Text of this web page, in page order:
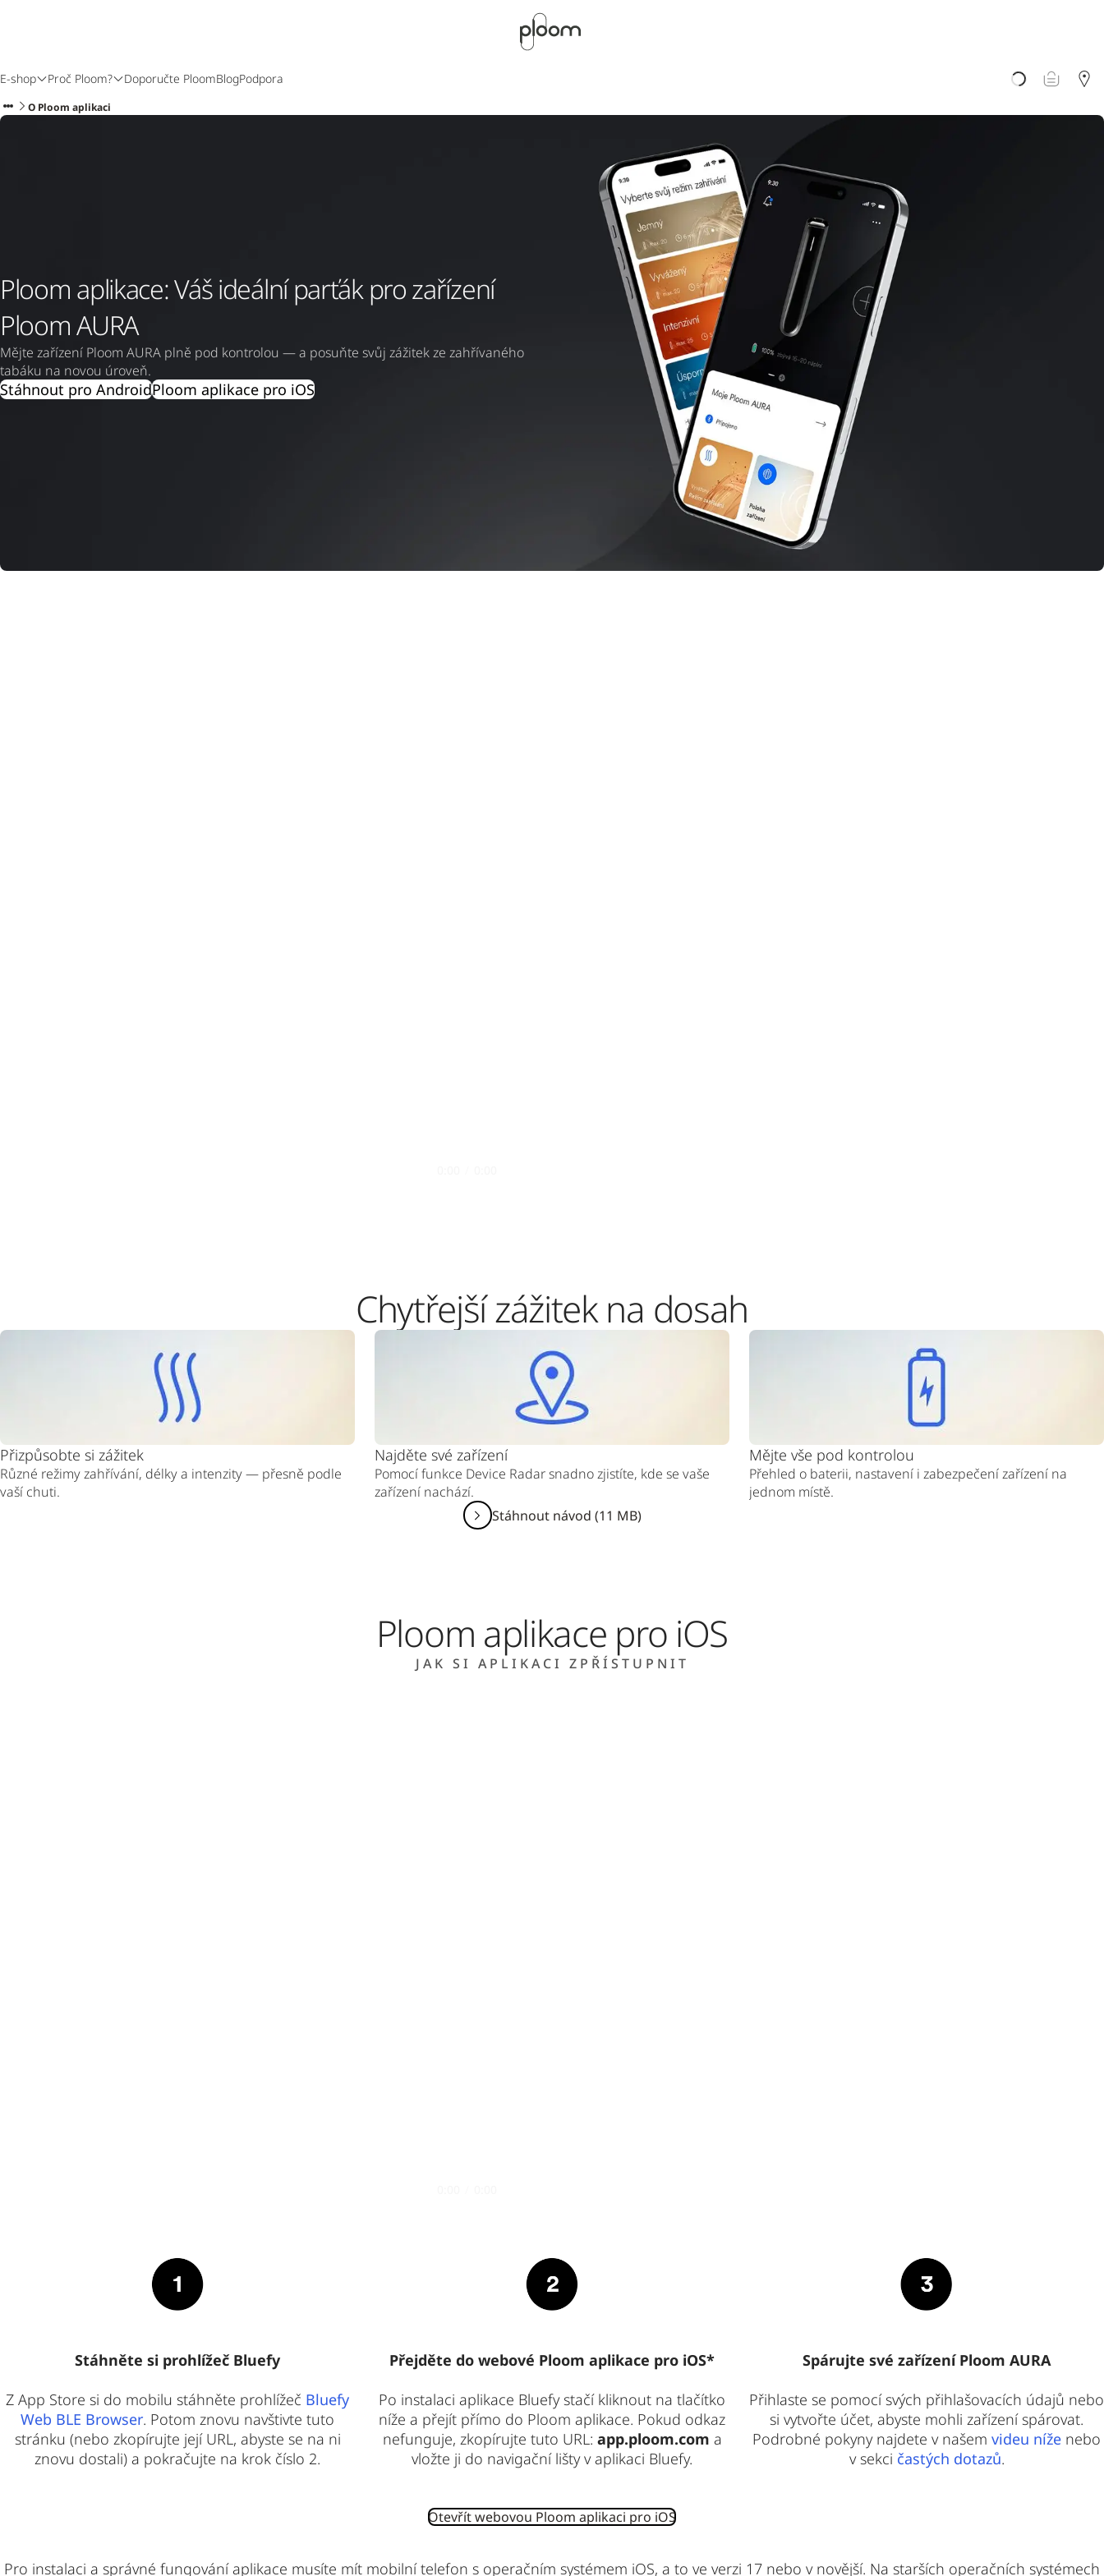
E-shop Proč Ploom? Doporučte PloomBlogPodpora
O Ploom aplikaci
Ploom aplikace: Váš ideální parťák pro zařízení
Ploom AURA
Mějte zařízení Ploom AURA plně pod kontrolou — a posuňte svůj zážitek ze zahřívaného
tabáku na novou úroveň.
Stáhnout pro AndroidPloom aplikace pro iOS
Chytřejší zážitek na dosah
Přizpůsobte si zážitek
Různé režimy zahřívání, délky a intenzity — přesně podle
vaší chuti.
Najděte své zařízení
Pomocí funkce Device Radar snadno zjistíte, kde se vaše
zařízení nachází.
Mějte vše pod kontrolou
Přehled o baterii, nastavení i zabezpečení zařízení na
jednom místě.
Stáhnout návod (11 MB)
Ploom aplikace pro iOS
JAK SI APLIKACI ZPŘÍSTUPNIT
Stáhněte si prohlížeč Bluefy
Z App Store si do mobilu stáhněte prohlížeč Bluefy
Web BLE Browser. Potom znovu navštivte tuto
stránku (nebo zkopírujte její URL, abyste se na ni
znovu dostali) a pokračujte na krok číslo 2.
Přejděte do webové Ploom aplikace pro iOS*
Po instalaci aplikace Bluefy stačí kliknout na tlačítko
níže a přejít přímo do Ploom aplikace. Pokud odkaz
nefunguje, zkopírujte tuto URL: app.ploom.com a
vložte ji do navigační lišty v aplikaci Bluefy.
Otevřít webovou Ploom aplikaci pro iOS
Spárujte své zařízení Ploom AURA
Přihlaste se pomocí svých přihlašovacích údajů nebo
si vytvořte účet, abyste mohli zařízení spárovat.
Podrobné pokyny najdete v našem videu níže nebo
v sekci častých dotazů.
Pro instalaci a správné fungování aplikace musíte mít mobilní telefon s operačním systémem iOS, a to ve verzi 17 nebo v novější. Na starších operačních systémech